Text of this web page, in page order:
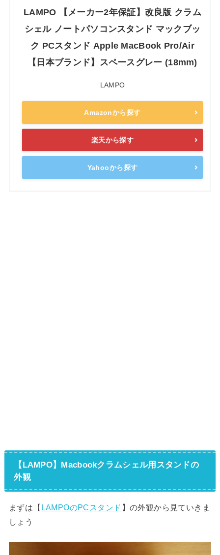
LAMPO 【メーカー2年保証】改良版 クラム
シェル ノートパソコンスタンド マックブッ
ク PCスタンド Apple MacBook Pro/Air
【日本ブランド】スペースグレー (18mm)
LAMPO
Amazonから探す
楽天から探す
Yahooから探す
【LAMPO】Macbookクラムシェル用スタンドの
外観
まずは【 LAMPOのPCスタンド 】の外観から見ていきま
しょう